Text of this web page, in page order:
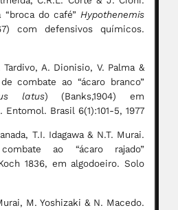
do café” Hypothenemis
com defensivos químicos.
A. Dionisio, V. Palma &
combate ao “ácaro branco”
latus) (Banks,1904) em
Entomol. Brasil 6(1):101-5, 1977
T.I. Idagawa & N.T. Murai.
ao “ácaro rajado”
1836, em algodoeiro. Solo
M. Yoshizaki & N. Macedo.